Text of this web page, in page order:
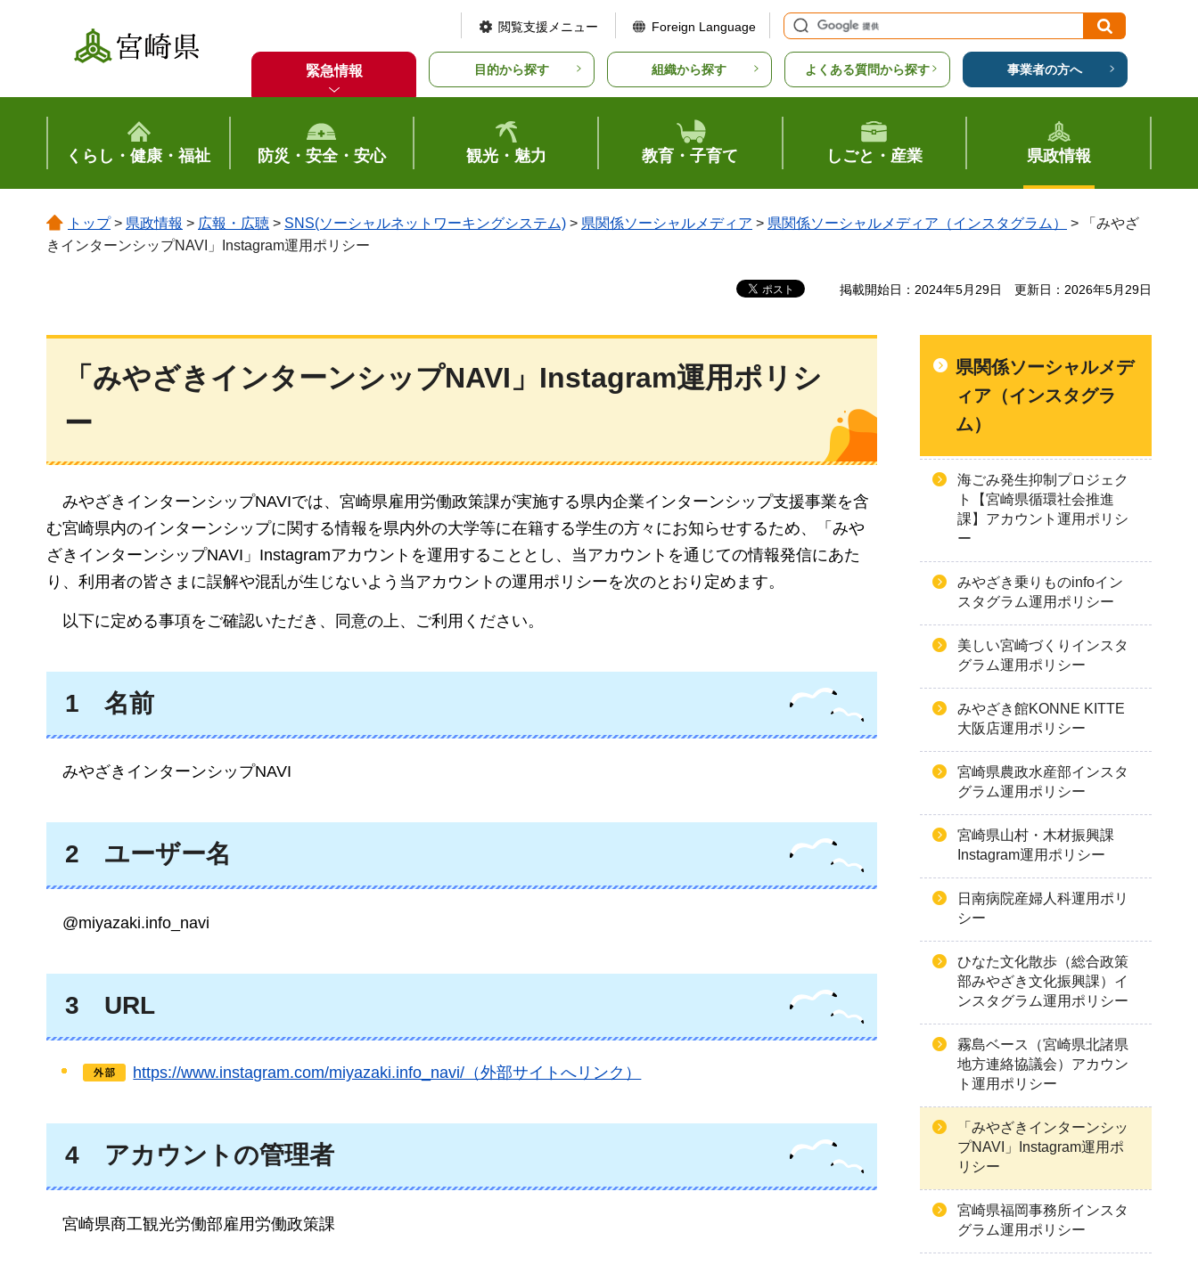
宮崎県
閲覧支援メニュー Foreign Language
緊急情報 目的から探す 組織から探す よくある質問から探す 事業者の方へ
くらし・健康・福祉 防災・安全・安心 観光・魅力 教育・子育て しごと・産業 県政情報
トップ> 県政情報 > 広報・広聴 > SNS(ソーシャルネットワーキングシステム) > 県関係ソーシャルメディア > 県関係ソーシャルメディア（インスタグラム）
> 「みやざ
きインターンシップNAVI」Instagram運用ポリシー
掲載開始日：2024年5月29日 更新日：2026年5月29日
「みやざきインターンシップNAVI」Instagram運用ポリシ
ー
みやざき インターンシップNAVIでは、宮崎県雇用労働政策課が実施する県内企業インターンシップ支援事業を含
む宮崎県内のインターンシップに関する情報を県内外の大学等に在籍する学生の方々にお知らせするため、「みや
ざきインターンシップNAVI」Instagramアカウントを運用することとし、当アカウントを通じての情報発信にあた
り、利用者の皆さまに誤解や混乱が生じないよう当アカウントの運用ポリシーを次のとおり定めます。
以下に定める事項をご確認いただき、同意の上、ご利用ください。
1 名前
みやざき インターンシップNAVI
2 ユーザー名
@miyazaki.info_navi
3 URL
https://www.instagram.com/miyazaki.info_navi/（外部サイトへリンク）
4 アカウントの管理者
宮崎県商工観光労働部雇用労働政策課
県関係ソーシャルメデ
ィア（インスタグラ
ム）
海ごみ発生抑制プロジェク
ト【宮崎県循環社会推進
課】アカウント運用ポリシ
ー
みやざき乗りものinfoイン
スタグラム運用ポリシー
美しい宮崎づくりインスタ
グラム運用ポリシー
みやざき館KONNE KITTE
大阪店運用ポリシー
宮崎県農政水産部インスタ
グラム運用ポリシー
宮崎県山村・木材振興課
Instagram運用ポリシー
日南病院産婦人科運用ポリ
シー
ひなた文化散歩（総合政策
部みやざき文化振興課）イ
ンスタグラム運用ポリシー
霧島ベース（宮崎県北諸県
地方連絡協議会）アカウン
ト運用ポリシー
「みやざきインターンシッ
プNAVI」Instagram運用ポ
リシー
宮崎県福岡事務所インスタ
グラム運用ポリシー